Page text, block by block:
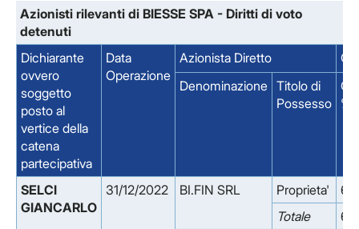
Azionisti rilevanti di BIESSE SPA - Diritti di voto
detenuti
Dichiarante
ovvero
soggetto
posto al
vertice della
catena
partecipativa
Data
Operazione
Azionista Diretto
Denominazione Titolo di
Possesso %
SELCI
GIANCARLO
31/12/2022 BI.FIN SRL Proprieta'
Totale